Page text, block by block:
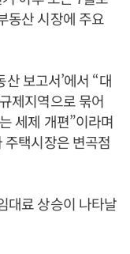
동산 시장에 주요
보고서’에서 “대
제지역으로 묶어
세제 개편”이라며
주택시장은 변곡점
대료 상승이 나타날